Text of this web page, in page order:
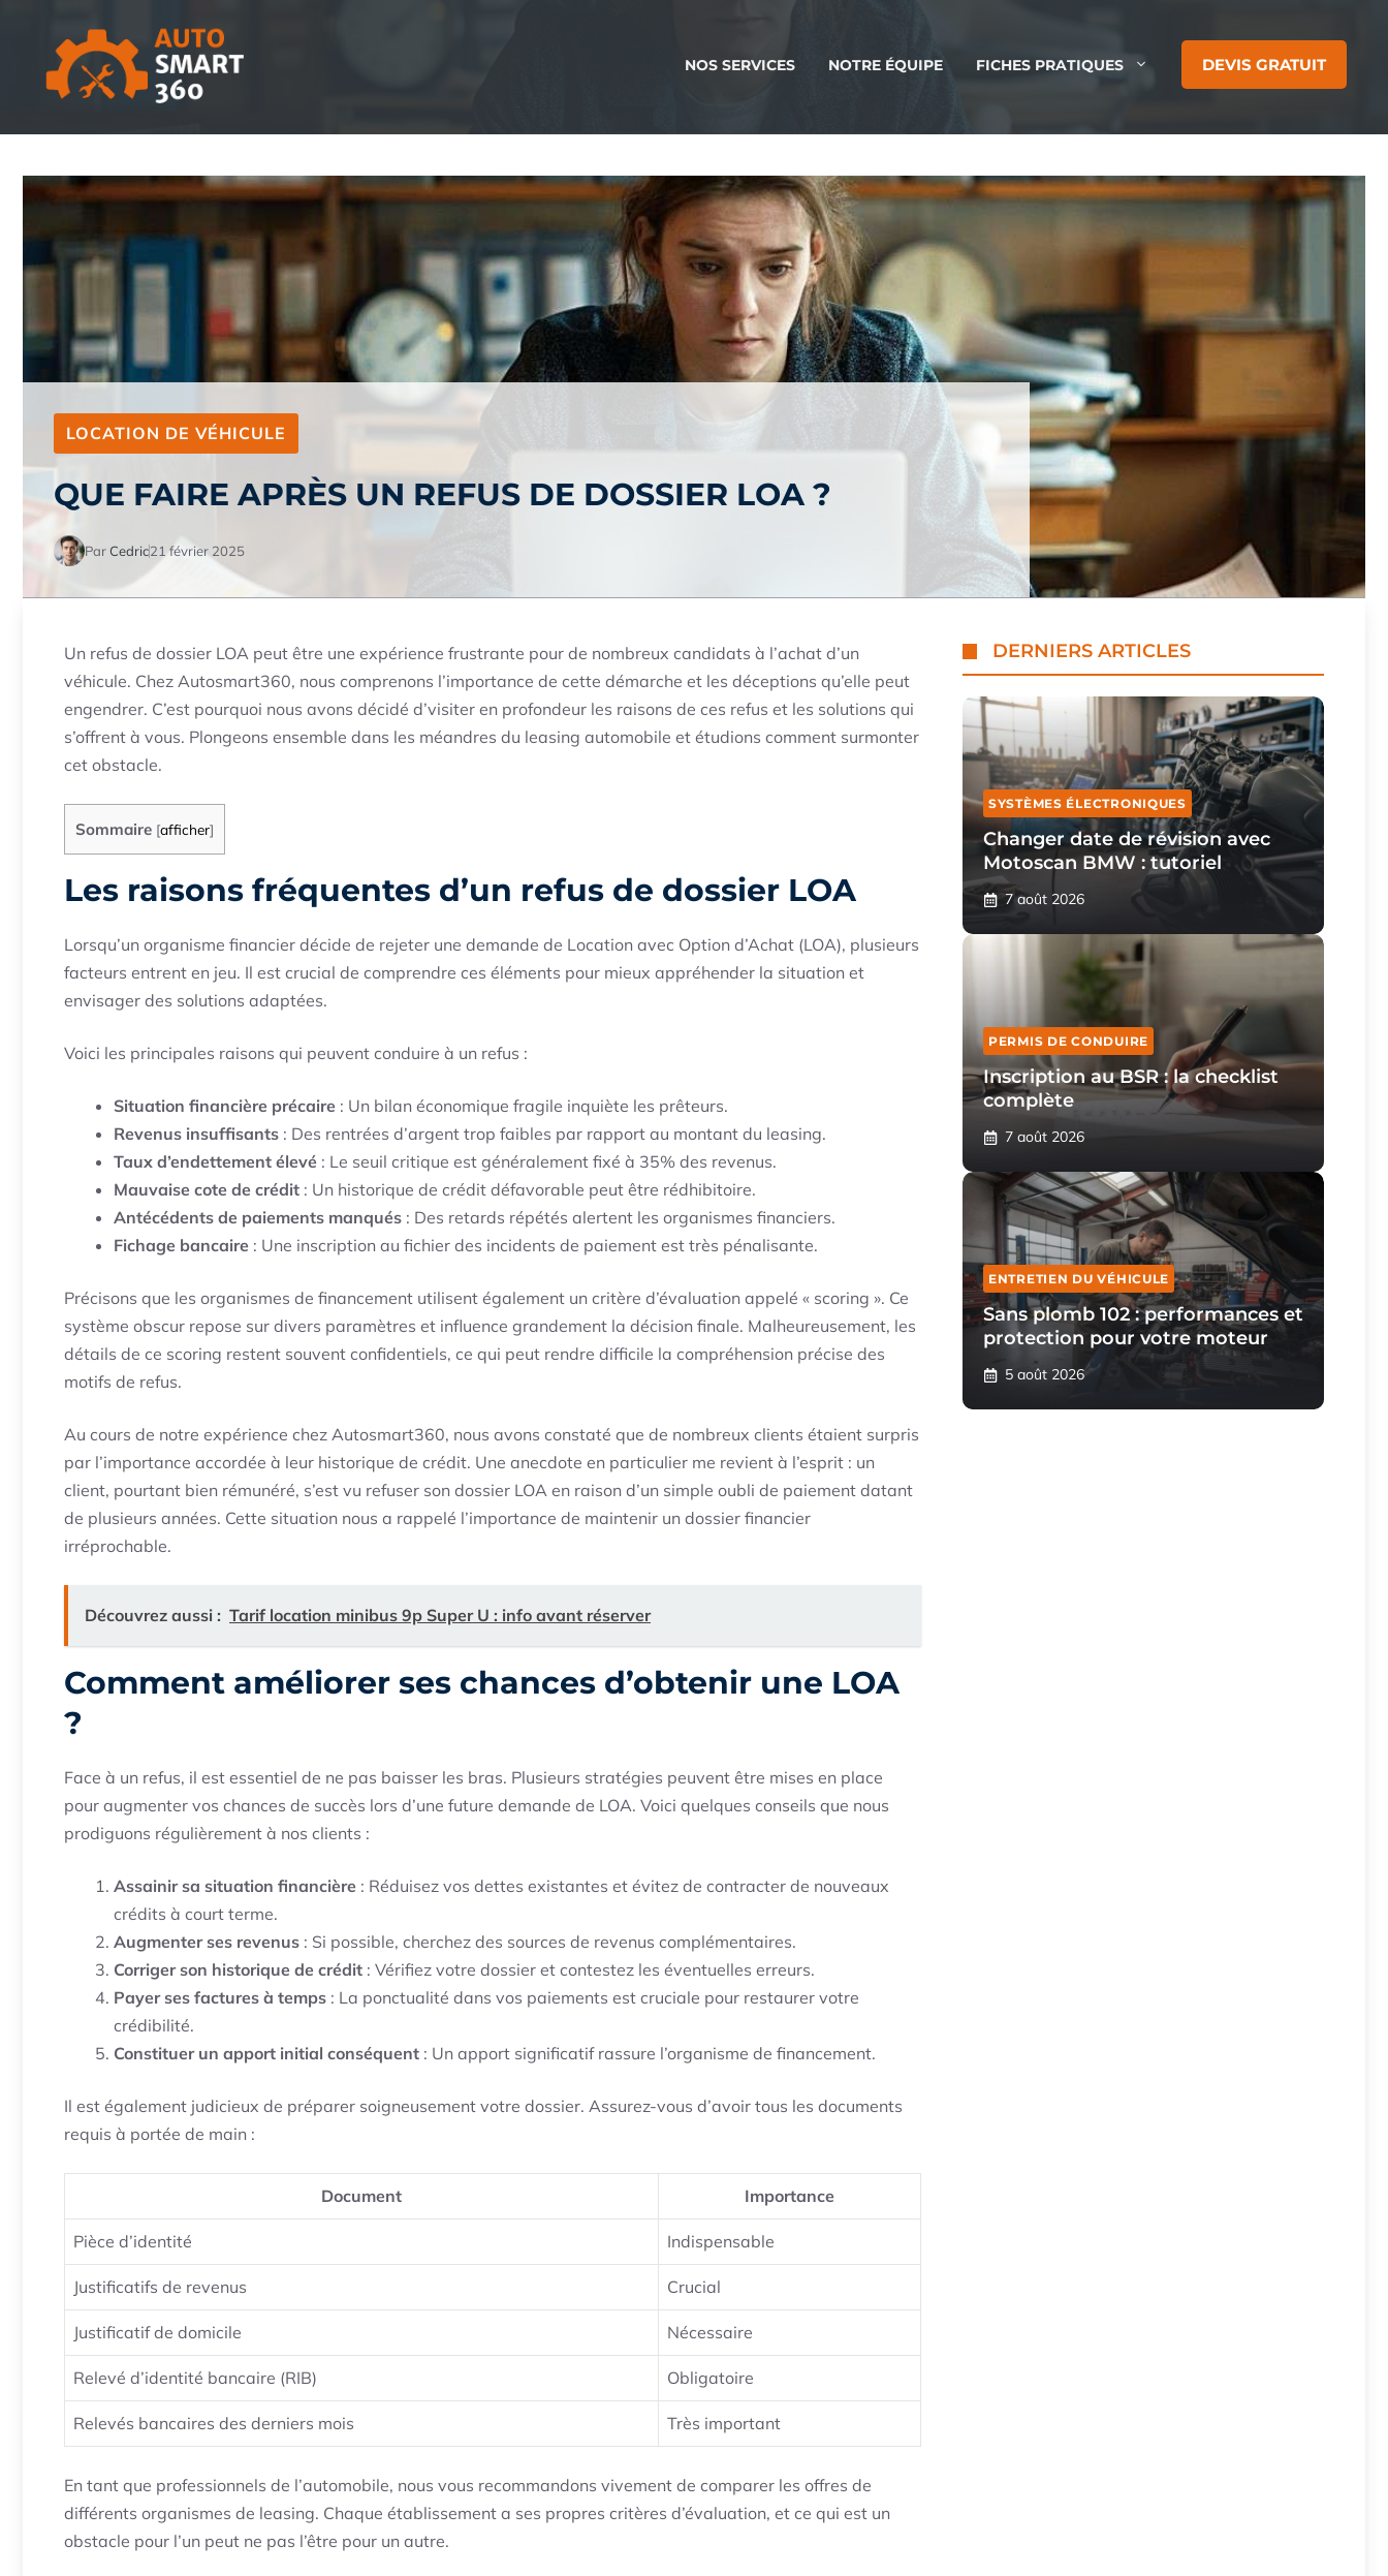
contenu
NOS SERVICES NOTRE ÉQUIPE FICHES PRATIQUES DEVIS GRATUIT
LOCATION DE VÉHICULE
QUE FAIRE APRÈS UN REFUS DE DOSSIER LOA ?
ParCedric21 février 2025
Un refus de dossier LOA peut être une expérience frustrante pour de nombreux candidats à l’achat d’un
véhicule. Chez Autosmart360, nous comprenons l’importance de cette démarche et les déceptions qu’elle peut
engendrer. C’est pourquoi nous avons décidé d’visiter en profondeur les raisons de ces refus et les solutions qui
s’offrent à vous. Plongeons ensemble dans les méandres du leasing automobile et étudions comment surmonter
cet obstacle.
Sommaire [afficher]
Les raisons fréquentes d’un refus de dossier LOA
Lorsqu’un organisme financier décide de rejeter une demande de Location avec Option d’Achat (LOA), plusieurs
facteurs entrent en jeu. Il est crucial de comprendre ces éléments pour mieux appréhender la situation et
envisager des solutions adaptées.
Voici les principales raisons qui peuvent conduire à un refus :
Situation financière précaire : Un bilan économique fragile inquiète les prêteurs.
Revenus insuffisants : Des rentrées d’argent trop faibles par rapport au montant du leasing.
Taux d’endettement élevé : Le seuil critique est généralement fixé à 35% des revenus.
Mauvaise cote de crédit : Un historique de crédit défavorable peut être rédhibitoire.
Antécédents de paiements manqués : Des retards répétés alertent les organismes financiers.
Fichage bancaire : Une inscription au fichier des incidents de paiement est très pénalisante.
Précisons que les organismes de financement utilisent également un critère d’évaluation appelé « scoring ». Ce
système obscur repose sur divers paramètres et influence grandement la décision finale. Malheureusement, les
détails de ce scoring restent souvent confidentiels, ce qui peut rendre difficile la compréhension précise des
motifs de refus.
Au cours de notre expérience chez Autosmart360, nous avons constaté que de nombreux clients étaient surpris
par l’importance accordée à leur historique de crédit. Une anecdote en particulier me revient à l’esprit : un
client, pourtant bien rémunéré, s’est vu refuser son dossier LOA en raison d’un simple oubli de paiement datant
de plusieurs années. Cette situation nous a rappelé l’importance de maintenir un dossier financier
irréprochable.
Découvrez aussi : Tarif location minibus 9p Super U : info avant réserver
Comment améliorer ses chances d’obtenir une LOA
?
Face à un refus, il est essentiel de ne pas baisser les bras. Plusieurs stratégies peuvent être mises en place
pour augmenter vos chances de succès lors d’une future demande de LOA. Voici quelques conseils que nous
prodiguons régulièrement à nos clients :
Assainir sa situation financière : Réduisez vos dettes existantes et évitez de contracter de nouveaux
crédits à court terme.
Augmenter ses revenus : Si possible, cherchez des sources de revenus complémentaires.
Corriger son historique de crédit : Vérifiez votre dossier et contestez les éventuelles erreurs.
Payer ses factures à temps : La ponctualité dans vos paiements est cruciale pour restaurer votre
crédibilité.
Constituer un apport initial conséquent : Un apport significatif rassure l’organisme de financement.
Il est également judicieux de préparer soigneusement votre dossier. Assurez-vous d’avoir tous les documents
requis à portée de main :
Document Importance
Pièce d’identité Indispensable
Justificatifs de revenus Crucial
Justificatif de domicile Nécessaire
Relevé d’identité bancaire (RIB) Obligatoire
Relevés bancaires des derniers mois Très important
En tant que professionnels de l’automobile, nous vous recommandons vivement de comparer les offres de
différents organismes de leasing. Chaque établissement a ses propres critères d’évaluation, et ce qui est un
obstacle pour l’un peut ne pas l’être pour un autre.
DERNIERS ARTICLES
SYSTÈMES ÉLECTRONIQUES
Changer date de révision avec
Motoscan BMW : tutoriel
7 août 2026
PERMIS DE CONDUIRE
Inscription au BSR : la checklist
complète
7 août 2026
ENTRETIEN DU VÉHICULE
Sans plomb 102 : performances et
protection pour votre moteur
5 août 2026